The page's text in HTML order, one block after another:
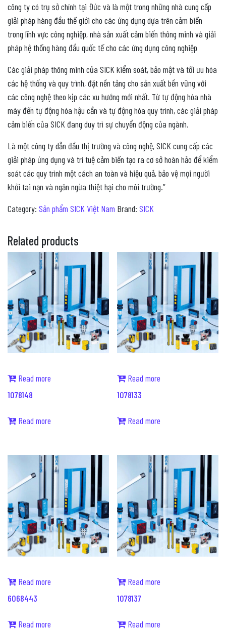
công ty có trụ sở chính tại Đức và là một trong những nhà cung cấp
giải pháp hàng đầu thế giới cho các ứng dụng dựa trên cảm biến
trong lĩnh vực công nghiệp, nhà sản xuất cảm biến thông minh và giải
pháp hệ thống hàng đầu quốc tế cho các ứng dụng công nghiệp
Các giải pháp thông minh của SICK kiểm soát, bảo mật và tối ưu hóa
các hệ thống và quy trình, đặt nền tảng cho sản xuất bền vững với
các công nghệ theo kịp các xu hướng mới nhất. Từ tự động hóa nhà
máy đến tự động hóa hậu cần và tự động hóa quy trình, các giải pháp
cảm biến của SICK đang duy trì sự chuyển động của ngành.
Là một công ty dẫn đầu thị trường và công nghệ, SICK cung cấp các
giải pháp ứng dụng và trí tuệ cảm biến tạo ra cơ sở hoàn hảo để kiểm
soát các quy trình một cách an toàn và hiệu quả, bảo vệ mọi người
khỏi tai nạn và ngăn ngừa thiệt hại cho môi trường.”
Category: Sản phẩm SICK Việt Nam Brand: SICK
Related products
Read more
1078148
Read more
Read more
1078133
Read more
Read more
6068443
Read more
Read more
1078137
Read more